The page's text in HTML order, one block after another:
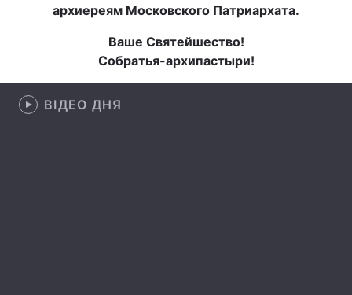
архиереям Московского Патриархата.
Ваше Святейшество!
Собратья-архипастыри!
ВІДЕО ДНЯ